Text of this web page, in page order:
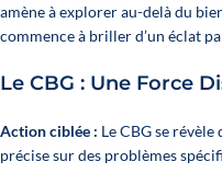
amène à explorer au-delà du
commence à briller d’un éclat
Le CBG : Une Force
Action ciblée : Le CBG se
précise sur des problèmes